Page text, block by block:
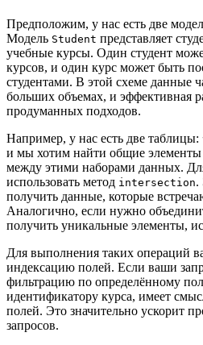
Предположим, у нас есть две
Модель Student представляет
учебные курсы. Один студент
курсов, и один курс может быть
студентами. В этой схеме данные
больших объемах, и эффективная
продуманных подходов.
Например, у нас есть две таблицы:
и мы хотим найти общие элементы
между этими наборами данных.
использовать метод intersection.
получить данные, которые
Аналогично, если нужно
получить уникальные элементы,
Для выполнения таких операций
индексацию полей. Если ваши
фильтрацию по определённому
идентификатору курса, имеет
полей. Это значительно ускорит
запросов.